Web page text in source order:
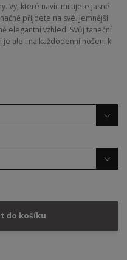
Vy, které navíc milujete jasné
přijdete na své. Jemnější
elegantní vzhled. Svůj taneční
ale i na každodenní nošení k
do košíku